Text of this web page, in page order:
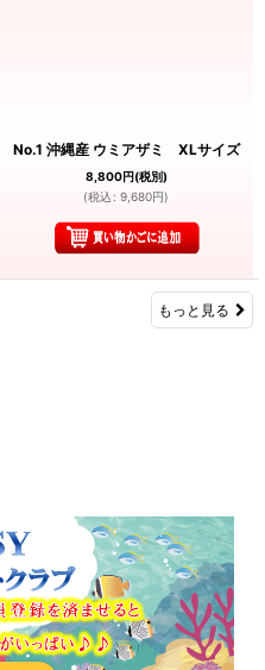
No.1 沖縄産 ウミアザミ XLサイズ
8,800円(税別)
(税込 : 9,680円)
もっと見る